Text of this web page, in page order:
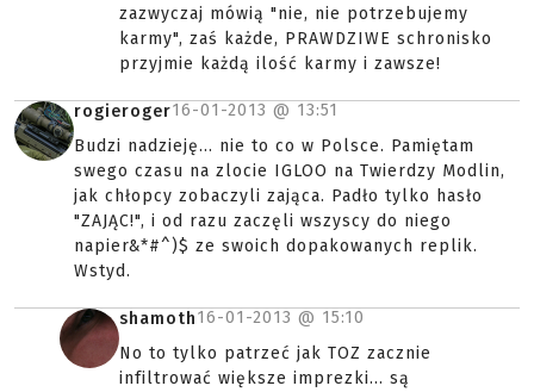
zazwyczaj mówią "nie, nie potrzebujemy
karmy", zaś każde, PRAWDZIWE schronisko
przyjmie każdą ilość karmy i zawsze!
rogieroger16-01-2013 @ 13:51
Budzi nadzieję… nie to co w Polsce. Pamiętam
swego czasu na zlocie IGLOO na Twierdzy Modlin,
jak chłopcy zobaczyli zająca. Padło tylko hasło
"ZAJĄC!", i od razu zaczęli wszyscy do niego
napier&*#^)$ ze swoich dopakowanych replik.
Wstyd.
shamoth16-01-2013 @ 15:10
No to tylko patrzeć jak TOZ zacznie
infiltrować większe imprezki... są